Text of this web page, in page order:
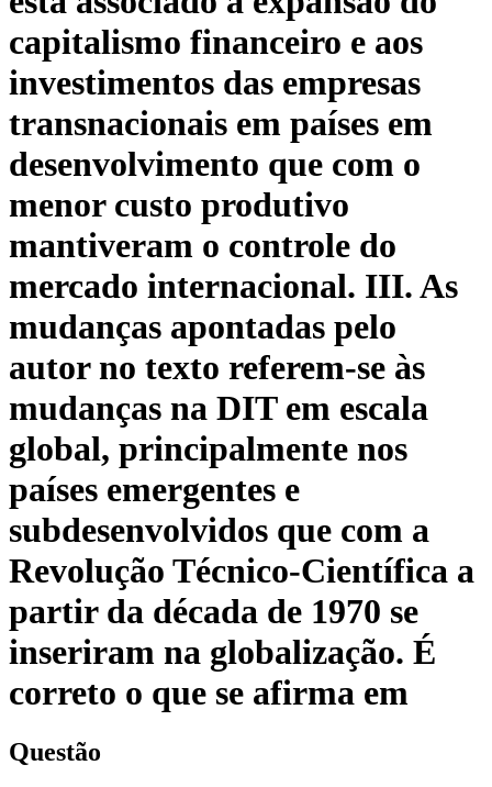
capitalismo financeiro e aos
investimentos das empresas
transnacionais em países em
desenvolvimento que com o
menor custo produtivo
mantiveram o controle do
mercado internacional. III. As
mudanças apontadas pelo
autor no texto referem-se às
mudanças na DIT em escala
global, principalmente nos
países emergentes e
subdesenvolvidos que com a
Revolução Técnico-Científica a
partir da década de 1970 se
inseriram na globalização. É
correto o que se afirma em
Questão